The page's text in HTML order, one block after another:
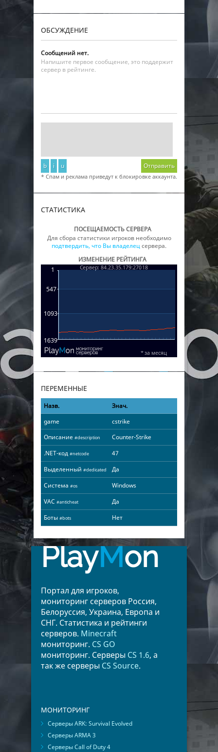
ОБСУЖДЕНИЕ
Сообщений нет.
Напишите первое сообщение, это поддержит
сервер в рейтинге.
b i u Отправить
* Спам и реклама приведут к блокировке аккаунта.
СТАТИСТИКА
ПОСЕЩАЕМОСТЬ СЕРВЕРА
Для сбора статистики игроков необходимо
подтвердить, что Вы владелецсервера.
ИЗМЕНЕНИЕ РЕЙТИНГА
ПЕРЕМЕННЫЕ
Назв.
Знач.
game
cstrike
Описание #description
Counter-Strike
.NET-код #netcode
47
Выделенный #dedicated
Да
Система #os
Windows
VAC #anticheat
Да
Боты #bots Нет
PlayMon
Портал для игроков,
мониторинг серверов Россия,
Белоруссия, Украина, Европа и
СНГ. Статистика и рейтинги
серверов. Minecraft
мониторинг. CS GO
мониторинг. Серверы CS 1.6, а
так же серверы CS Source.
МОНИТОРИНГ
Серверы ARK: Survival Evolved
Серверы ARMA 3
Серверы Call of Duty 4